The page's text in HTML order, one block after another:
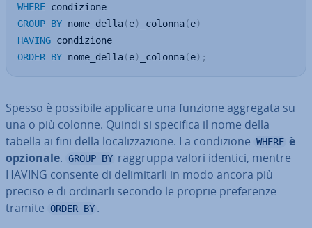
WHERE
GROUP BY nome_della(e) _colonna(e)
HAVING
ORDER BY nome_della(e) _colonna(e) ;
Spesso è possibile applicare una funzione aggregata su
una o più colonne. Quindi si specifica il nome della
tabella ai fini della lo­ca­liz­za­zio­ne. La con­di­zio­ne WHERE è
opzionale. GROUP BY raggruppa valori identici, mentre
HAVING consente di de­li­mi­tar­li in modo ancora più
preciso e di ordinarli secondo le proprie pre­fe­ren­ze
tramite ORDER BY .